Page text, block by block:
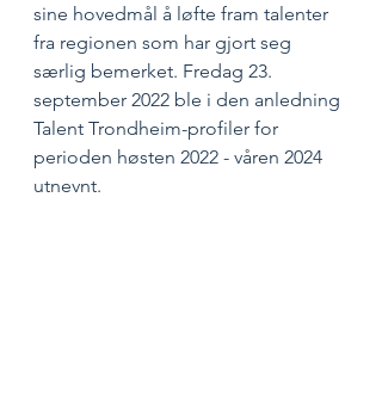
sine hovedmål å løfte fram talenter
fra regionen som har gjort seg
særlig bemerket. Fredag 23.
september 2022 ble i den anledning
Talent Trondheim-profiler for
perioden høsten 2022 - våren 2024
utnevnt.